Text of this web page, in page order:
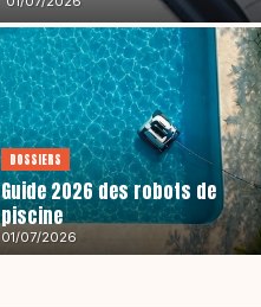
DOSSIERS
Guide 2026 des robots de
piscine
01/07/2026